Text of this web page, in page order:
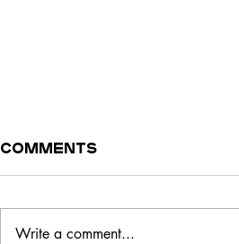
Comments
Write a comment...